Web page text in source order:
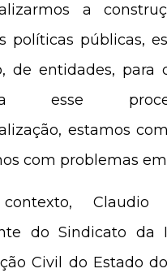
a
políticas públicas,
de entidades, para
esse
estamos
com problemas em
Claudio
do Sindicato da
Civil do Estado